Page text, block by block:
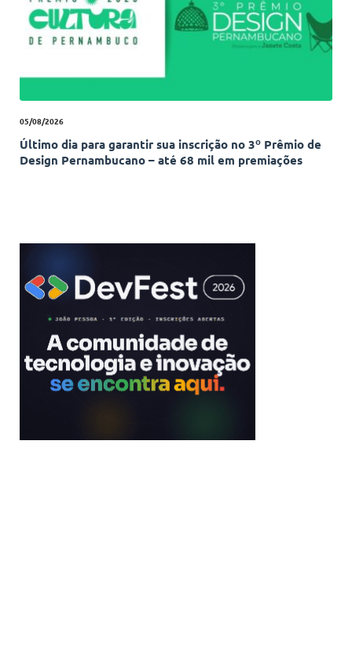
05/08/2026
Último dia para garantir sua inscrição no 3º Prêmio de
Design Pernambucano – até 68 mil em premiações